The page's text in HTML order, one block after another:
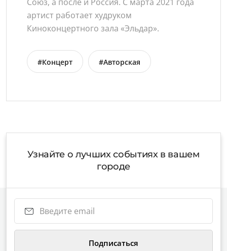
артист работает худруком
Киноконцертного зала «Эльдар».
#Концерт #Авторская
Узнайте о лучших событиях в вашем
городе